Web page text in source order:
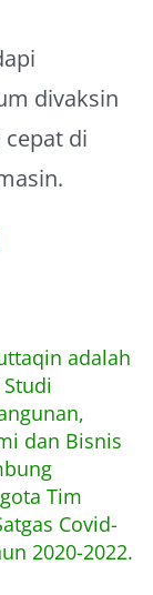
divaksin
di
adalah
dan Bisnis
Tim
Covid-
2020-2022.